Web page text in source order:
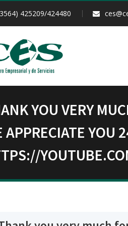
425209/424480
YOU VERY
APPRECIATE YOU